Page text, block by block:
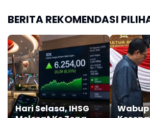
BERITA REKOMENDASI
Hari Selasa, IHSG